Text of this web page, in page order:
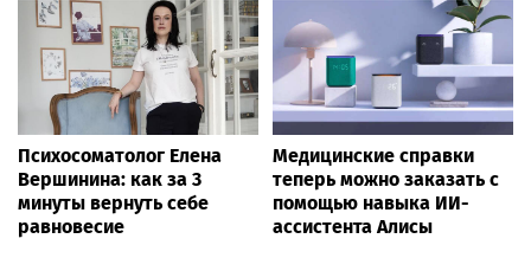
Психосоматолог Елена
Вершинина: как за 3
минуты вернуть себе
равновесие
Медицинские справки
теперь можно заказать с
помощью навыка ИИ-
ассистента Алисы